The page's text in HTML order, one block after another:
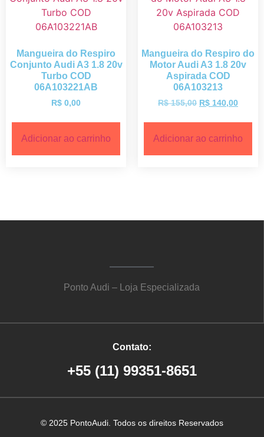
Mangueira do Respiro
Conjunto Audi A3 1.8 20v
Turbo COD
06A103221AB
R$ 0,00
Adicionar ao carrinho
Mangueira do Respiro do
Motor Audi A3 1.8 20v
Aspirada COD
06A103213
R$155,00 R$ 140,00
Adicionar ao carrinho
Ponto Audi – Loja Especializada
Contato:
+55 (11) 99351-8651
© 2025 PontoAudi. Todos os direitos Reservados